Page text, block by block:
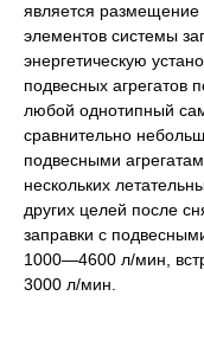
является размещение
элементов системы
энергетическую
подвесных агрегатов
любой однотипный
сравнительно
подвесными
нескольких
других целей после
заправки с
1000—4600 л/мин,
3000 л/мин.